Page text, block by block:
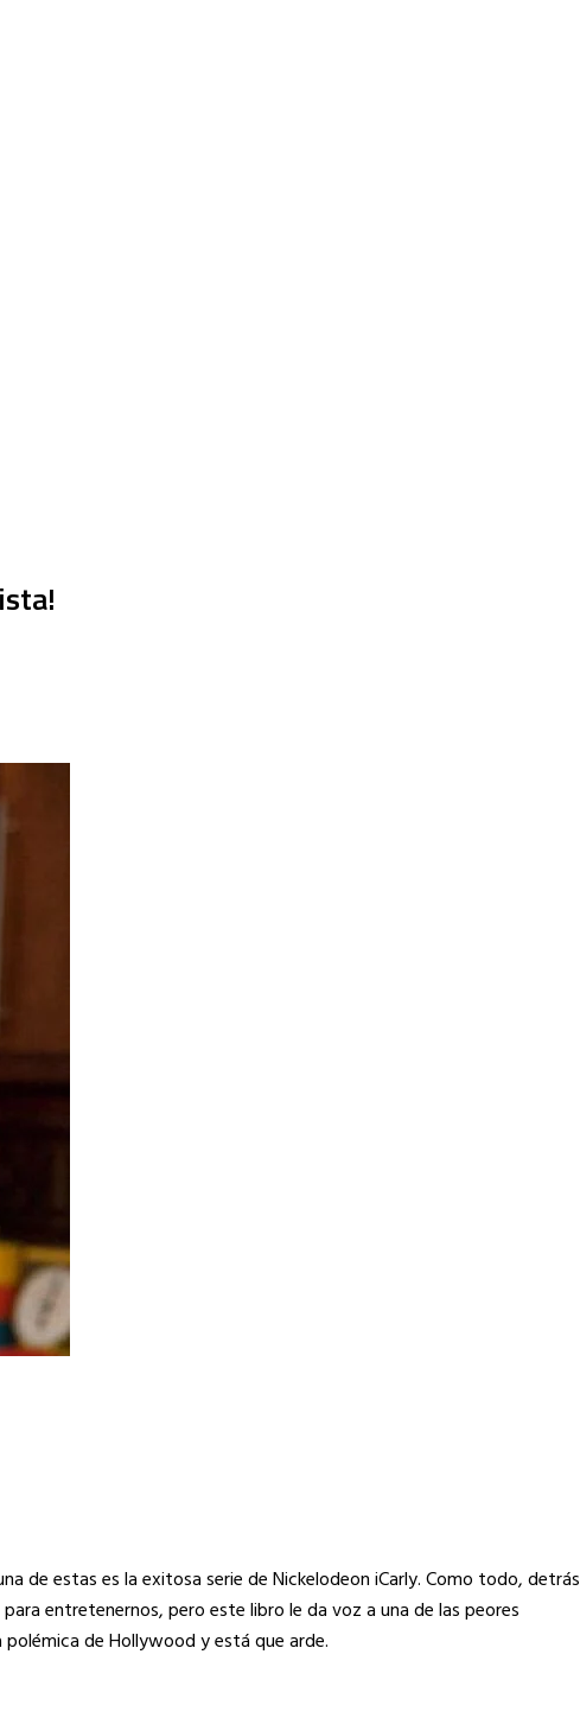
de estas es la exitosa serie de Nickelodeon iCarly. Como todo, detrás
entretenernos, pero este libro le da voz a una de las peores
de Hollywood y está que arde.